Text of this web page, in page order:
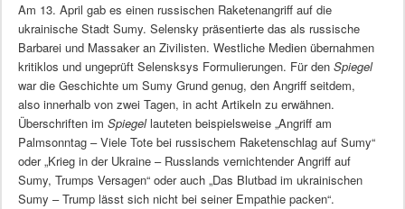
Am 13. April gab es einen russischen Raketenangriff auf die
ukrainische Stadt Sumy. Selensky präsentierte das als russische
Barbarei und Massaker an Zivilisten. Westliche Medien übernahmen
kritiklos und ungeprüft Selensksys Formulierungen. Für den Spiegel
war die Geschichte um Sumy Grund genug, den Angriff seitdem,
also innerhalb von zwei Tagen, in acht Artikeln zu erwähnen.
Überschriften im Spiegellauteten beispielsweise „Angriff am
Palmsonntag – Viele Tote bei russischem Raketenschlag auf Sumy“
oder „Krieg in der Ukraine – Russlands vernichtender Angriff auf
Sumy, Trumps Versagen“ oder auch „Das Blutbad im ukrainischen
Sumy – Trump lässt sich nicht bei seiner Empathie packen“.